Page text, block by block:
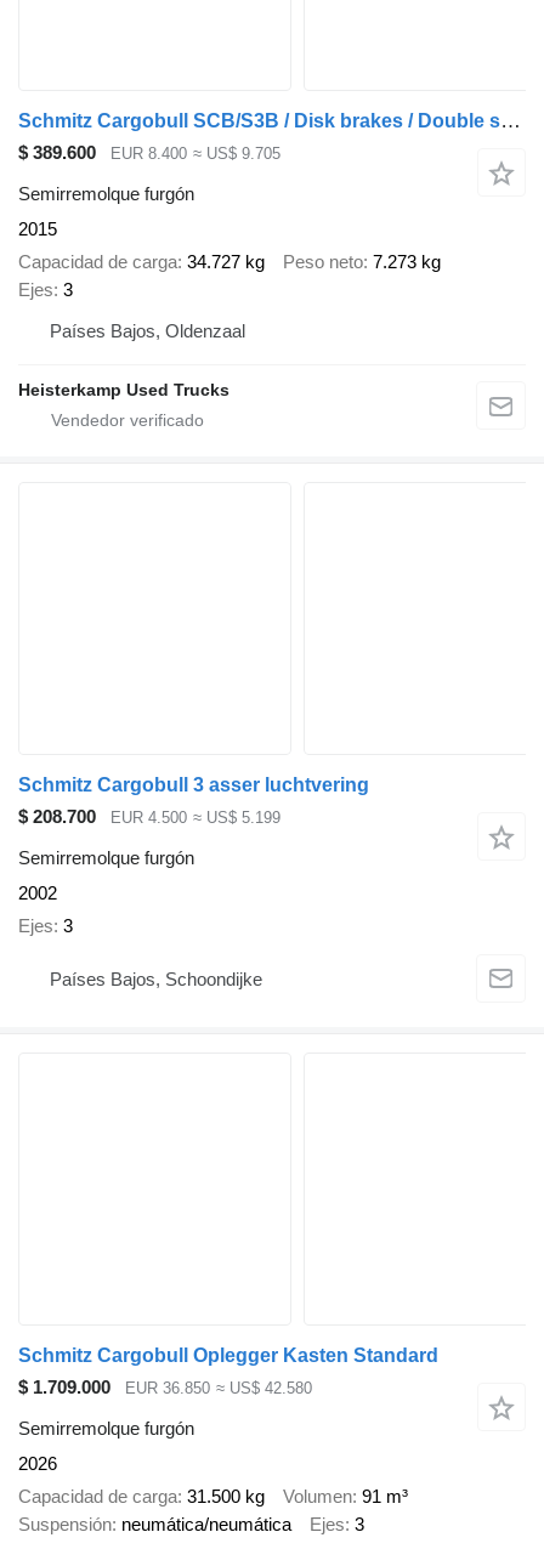
Schmitz Cargobull SCB/S3B / Disk brakes / Double stock
$ 389.600 EUR 8.400 ≈ US$ 9.705
Semirremolque furgón
2015
Capacidad de carga 34.727 kg Peso neto 7.273 kg
Ejes 3
Países Bajos, Oldenzaal
Heisterkamp Used Trucks
Schmitz Cargobull 3 asser luchtvering
$ 208.700
EUR 4.500 ≈ US$ 5.199
Semirremolque furgón
2002
Ejes 3
Países Bajos, Schoondijke
Schmitz Cargobull Oplegger Kasten Standard
$ 1.709.000
EUR 36.850 ≈ US$ 42.580
Semirremolque furgón
2026
Capacidad de carga 31.500 kg Volumen 91 m³
Suspensión neumática/neumática Ejes 3